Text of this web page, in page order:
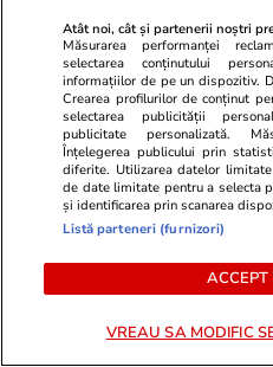
O companie de curierat
România are mai multe
pe Google decât
Auziți balastierele
cum încarcă la cutiile de
Atât noi, cât și partenerii noștri
Măsurarea performanței
selectarea conținutului
informațiilor de pe un dispozitiv.
Crearea profilurilor de conținut
selectarea publicității
publicitate personalizată.
Înțelegerea publicului prin
diferite. Utilizarea datelor
de date limitate pentru a selecta
și identificarea prin scanarea
Listă parteneri (furnizori)
ACCEPT
VREAU SA MODIFIC